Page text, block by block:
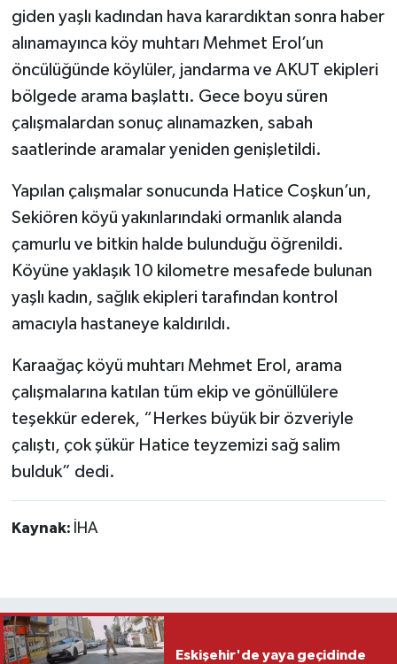
giden yaşlı kadından hava karardıktan sonra haber
alınamayınca köy muhtarı Mehmet Erol’un
öncülüğünde köylüler, jandarma ve AKUT ekipleri
bölgede arama başlattı. Gece boyu süren
çalışmalardan sonuç alınamazken, sabah
saatlerinde aramalar yeniden genişletildi.
Yapılan çalışmalar sonucunda Hatice Coşkun’un,
Sekiören köyü yakınlarındaki ormanlık alanda
çamurlu ve bitkin halde bulunduğu öğrenildi.
Köyüne yaklaşık 10 kilometre mesafede bulunan
yaşlı kadın, sağlık ekipleri tarafından kontrol
amacıyla hastaneye kaldırıldı.
Karaağaç köyü muhtarı Mehmet Erol, arama
çalışmalarına katılan tüm ekip ve gönüllülere
teşekkür ederek, “Herkes büyük bir özveriyle
çalıştı, çok şükür Hatice teyzemizi sağ salim
bulduk” dedi.
Kaynak: İHA
Eskişehir'de yaya geçidinde